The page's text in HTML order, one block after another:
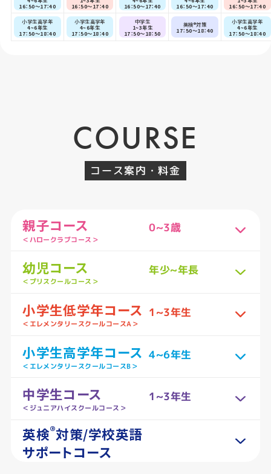
16：50～17：40
小学生高学年
4~6年生
17：50～18：40
16：50～17：40
小学生高学年
4~6年生
17：50～18：40
16：50～17：40
中学生
1~3年生
17：50～18：50
16：50～17：40
英検®対策
17：50～18：40
16：50～17：40
小学生高学年
4~6年生
17：50～18：40
COURSE
コース案内・料金
親子コース 0~3歳
＜ハロークラブコース＞
幼児コース 年少~年長
＜プリスクールコース＞
小学生低学年コース 1~3年生
＜エレメンタリースクールコースA＞
小学生高学年コース 4~6年生
＜エレメンタリースクールコースB＞
中学生コース 1~3年生
＜ジュニアハイスクールコース＞
英検®対策/学校英語
サポートコース